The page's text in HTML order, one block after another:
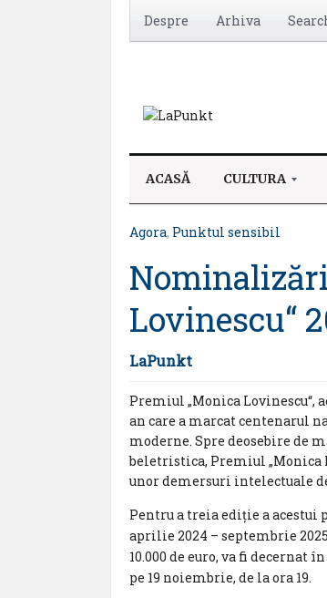
Despre Arhiva
ACASĂ CULTURA
Agora, Punktul sensibil
Lovinescu“
LaPunkt
Premiul „Monica Lovinescu“,
an care a marcat centenarul
moderne. Spre deosebire
beletristica, Premiul „Monica
unor demersuri intelectuale
Pentru a treia ediție a
aprilie 2024 – septembrie
10.000 de euro, va fi decernat
pe 19 noiembrie, de la ora 19.